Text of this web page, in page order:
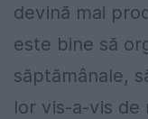
devină mai
este bine să
săptămânale,
lor vis-a-vis de